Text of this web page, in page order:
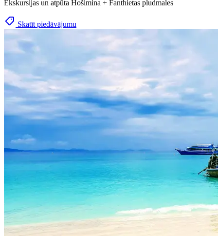
Ekskursijas un atpūta Hošimina + Fanthietas pludmales
Skatīt piedāvājumu